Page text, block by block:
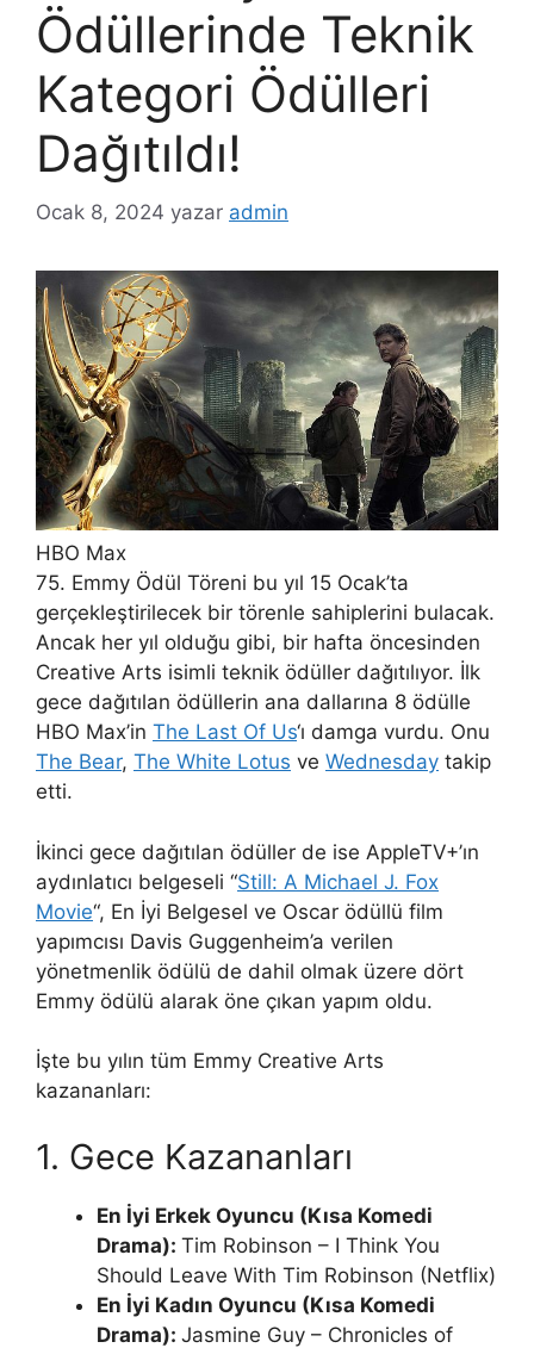
Ödüllerinde Teknik
Kategori Ödülleri
Dağıtıldı!
Ocak 8, 2024 yazar admin
HBO Max
75. Emmy Ödül Töreni bu yıl 15 Ocak’ta
gerçekleştirilecek bir törenle sahiplerini bulacak.
Ancak her yıl olduğu gibi, bir hafta öncesinden
Creative Arts isimli teknik ödüller dağıtılıyor. İlk
gece dağıtılan ödüllerin ana dallarına 8 ödülle
HBO Max’in The Last Of Us‘ı damga vurdu. Onu
The Bear, The White Lotus ve Wednesday takip
etti.
İkinci gece dağıtılan ödüller de ise AppleTV+’ın
aydınlatıcı belgeseli “Still: A Michael J. Fox
Movie“, En İyi Belgesel ve Oscar ödüllü film
yapımcısı Davis Guggenheim’a verilen
yönetmenlik ödülü de dahil olmak üzere dört
Emmy ödülü alarak öne çıkan yapım oldu.
İşte bu yılın tüm Emmy Creative Arts
kazananları:
1. Gece Kazananları
En İyi Erkek Oyuncu (Kısa Komedi
Drama): Tim Robinson – I Think You
Should Leave With Tim Robinson (Netflix)
En İyi Kadın Oyuncu (Kısa Komedi
Drama): Jasmine Guy – Chronicles of